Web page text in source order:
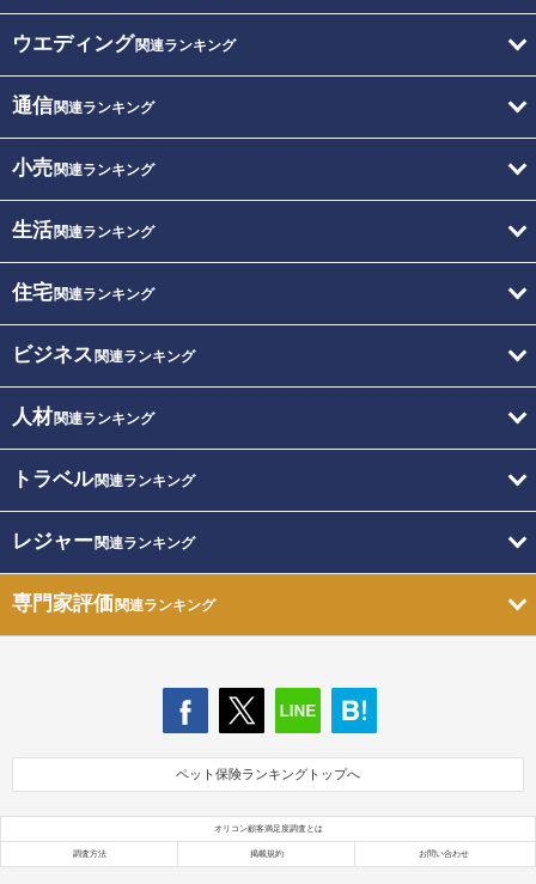
ウエディング関連ランキング
通信関連ランキング
小売関連ランキング
生活関連ランキング
住宅関連ランキング
ビジネス 関連ランキング
人材関連ランキング
トラベル関連ランキング
レジャー関連ランキング
専門家評価関連ランキング
ペット保険ランキングトップへ
オリコン顧客満足度調査とは
調査方法 掲載規約 お問い合わせ